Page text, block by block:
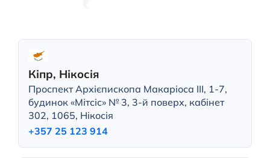
Кіпр, Нікосія
Проспект Архієпископа Макаріоса III, 1-7,
будинок «Мітсіс» № 3, 3-й поверх, кабінет
302, 1065, Нікосія
+357 25 123 914